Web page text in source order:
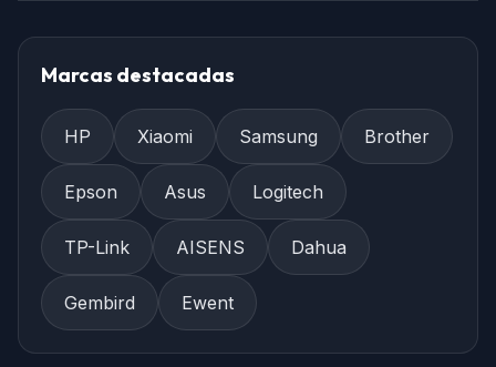
Marcas destacadas
HP Xiaomi Samsung Brother
Epson Asus Logitech
TP-Link AISENS Dahua
Gembird Ewent